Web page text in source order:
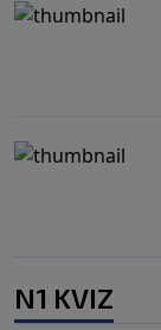
N1 KVIZ